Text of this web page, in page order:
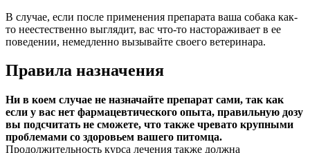
В случае, если после применения препарата ваша собака как-
то неестественно выглядит, вас что-то настораживает в ее
поведении, немедленно вызывайте своего ветеринара.
Правила назначения
Ни в коем случае не назначайте препарат сами, так как
если у вас нет фармацевтического опыта, правильную дозу
вы подсчитать не сможете, что также чревато крупными
проблемами со здоровьем вашего питомца.
Продолжительность курса лечения также должна